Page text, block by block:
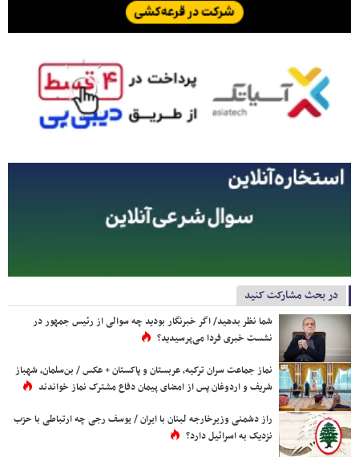
در بحث مشارکت کنید
شما نظر بدهید/ اگر خبرنگار بودید چه سوالی از رئیس جمهور در
نشست خبری فردا می‌پرسیدید؟
نماز جماعت سران ترکیه، عربستان و پاکستان + عکس / بن‌سلمان، شهباز
شریف و اردوغان پس از امضای پیمان دفاع مشترک نماز خواندند
راز دشمنی وزیرخارجه لبنان با ایران / یوسف رجی چه ارتباطی با حزب
نزدیک به اسرائیل دارد؟